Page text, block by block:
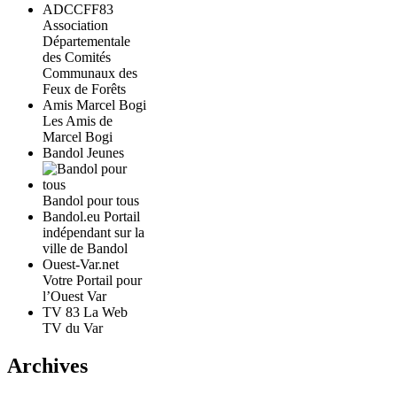
ADCCFF83
Association
Départementale
des Comités
Communaux des
Feux de Forêts
Amis Marcel Bogi
Les Amis de
Marcel Bogi
Bandol Jeunes
Bandol pour tous
Bandol.eu Portail
indépendant sur la
ville de Bandol
Ouest-Var.net
Votre Portail pour
l’Ouest Var
TV 83 La Web
TV du Var
Archives